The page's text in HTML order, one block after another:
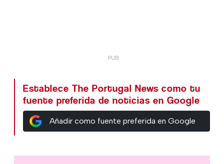
Establece The Portugal News como tu
fuente preferida de noticias en Google
Añadir como fuente preferida en Google